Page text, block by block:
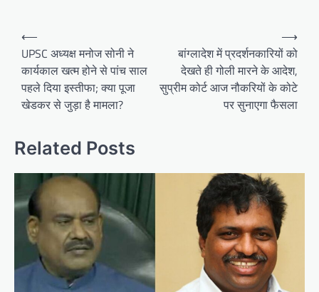
Post
navigation
⟵
UPSC अध्यक्ष मनोज सोनी ने
कार्यकाल खत्म होने से पांच साल
पहले दिया इस्तीफा; क्या पूजा
खेडकर से जुड़ा है मामला?
बांग्लादेश में प्रदर्शनकारियों को
देखते ही गोली मारने के आदेश,
सुप्रीम कोर्ट आज नौकरियों के कोटे
पर सुनाएगा फैसला
⟶
Related Posts